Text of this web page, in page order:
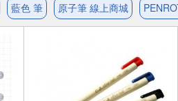
藍色 筆 原子筆 線上商城